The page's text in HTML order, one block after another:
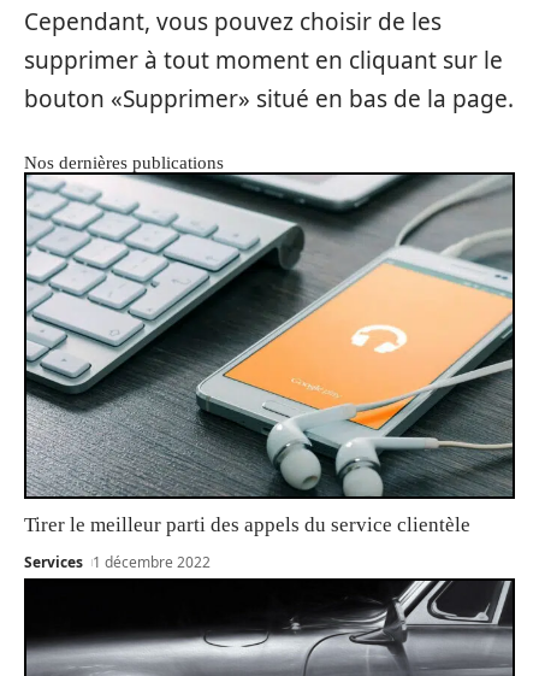
Cependant, vous pouvez choisir de les
supprimer à tout moment en cliquant sur le
bouton «Supprimer» situé en bas de la page.
Nos dernières publications
Tirer le meilleur parti des appels du service clientèle
Services 1 décembre 2022